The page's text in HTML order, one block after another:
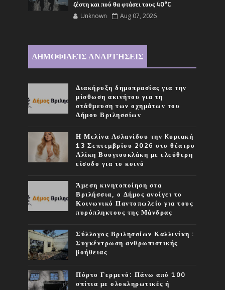
ζέστη και πού θα φτάσει τους 40°C
Unknown Aug 07, 2026
ΔΗΜΟΦΙΛΕΊΣ ΑΝΑΡΤΉΣΕΙΣ
Διακήρυξη δημοπρασίας για την
μίσθωση ακινήτου για τη
στάθμευση των οχημάτων του
Δήμου Βριλησσίων
Η Μελίνα Ασλανίδου την Kυριακή
13 Σεπτεμβρίου 2026 στο θέατρο
Αλίκη Βουγιουκλάκη με ελεύθερη
είσοδο για το κοινό
Άμεση κινητοποίηση στα
Βριλήσσια, ο Δήμος ανοίγει το
Κοινωνικό Παντοπωλείο για τους
πυρόπληκτους της Μάνδρας
Σύλλογος Βριλησσίων Καλλινίκη :
Συγκέντρωση ανθρωπιστικής
βοήθειας
Πόρτο Γερμενό: Πάνω από 100
σπίτια με ολοκληρωτικές ή